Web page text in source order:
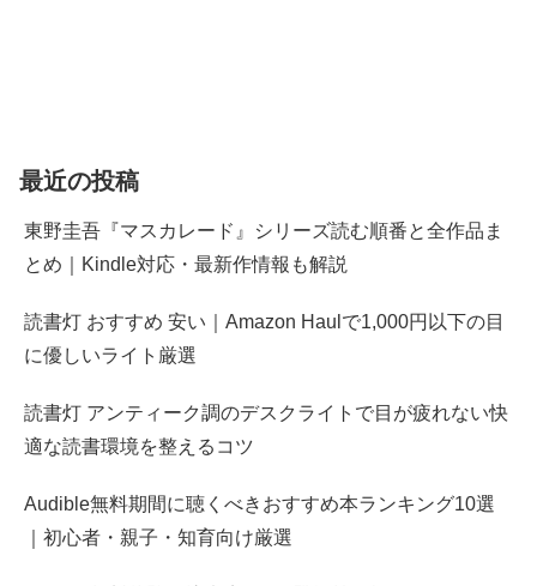
最近の投稿
東野圭吾『マスカレード』シリーズ読む順番と全作品ま
とめ｜Kindle対応・最新作情報も解説
読書灯 おすすめ 安い｜Amazon Haulで1,000円以下の目
に優しいライト厳選
読書灯 アンティーク調のデスクライトで目が疲れない快
適な読書環境を整えるコツ
Audible無料期間に聴くべきおすすめ本ランキング10選
｜初心者・親子・知育向け厳選